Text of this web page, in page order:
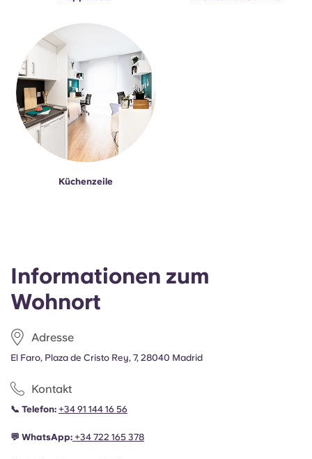
Informationen zum
Wohnort
Adresse
El Faro, Plaza de Cristo Rey, 7, 28040 Madrid
Kontakt
📞 Telefon: +34 91 144 16 56
💬 WhatsApp: +34 722 165 378
Küchenzeile